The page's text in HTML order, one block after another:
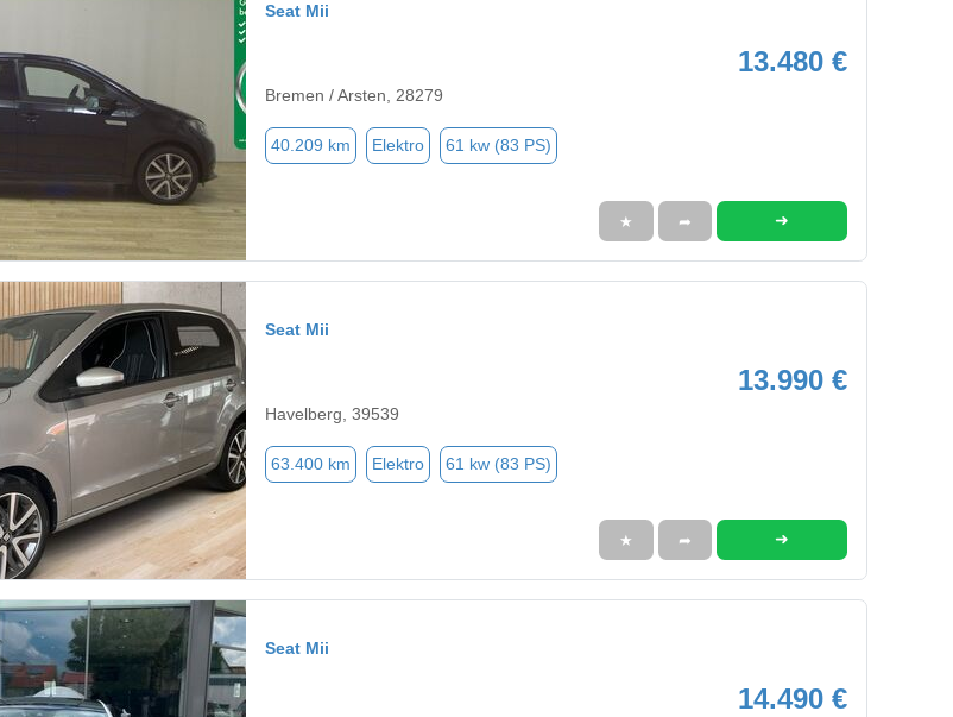
Seat Mii
13.480 €
Bremen / Arsten, 28279
40.209 km Elektro 61 kw (83 PS)
★ ➦ ➜
Seat Mii
13.990 €
Havelberg, 39539
63.400 km Elektro 61 kw (83 PS)
★ ➦ ➜
Seat Mii
14.490 €